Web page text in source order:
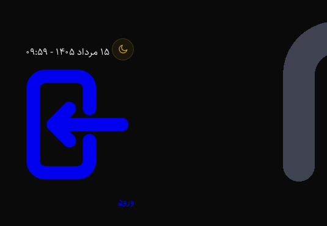
15 مرداد 1405 - 09:59
ورود